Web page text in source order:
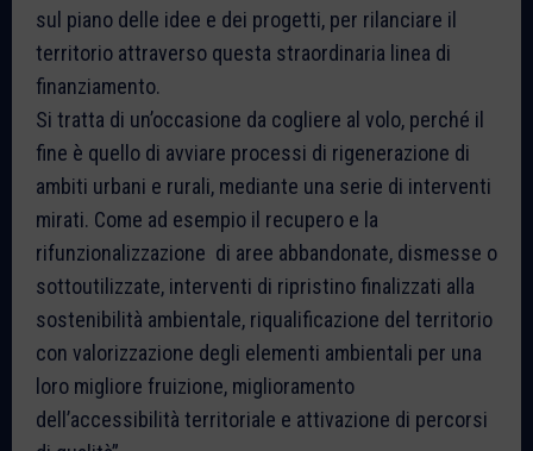
sul piano delle idee e dei progetti, per rilanciare il
territorio attraverso questa straordinaria linea di
finanziamento.
Si tratta di un’occasione da cogliere al volo, perché il
fine è quello di avviare processi di rigenerazione di
ambiti urbani e rurali, mediante una serie di interventi
mirati. Come ad esempio il recupero e la
rifunzionalizzazione di aree abbandonate, dismesse o
sottoutilizzate, interventi di ripristino finalizzati alla
sostenibilità ambientale, riqualificazione del territorio
con valorizzazione degli elementi ambientali per una
loro migliore fruizione, miglioramento
dell’accessibilità territoriale e attivazione di percorsi